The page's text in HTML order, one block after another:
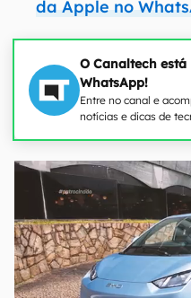
da Apple no
O Canaltech está
WhatsApp!
Entre no canal e
notícias e dicas de